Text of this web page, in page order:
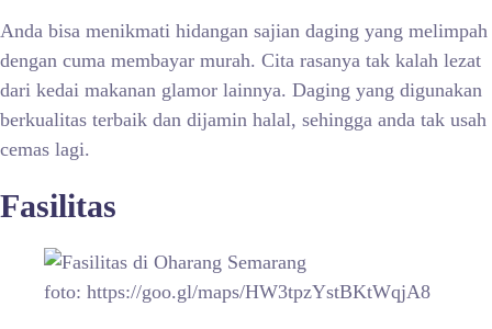
Anda bisa menikmati hidangan sajian daging yang melimpah
dengan cuma membayar murah. Cita rasanya tak kalah lezat
dari kedai makanan glamor lainnya. Daging yang digunakan
berkualitas terbaik dan dijamin halal, sehingga anda tak usah
cemas lagi.
Fasilitas
foto: https://goo.gl/maps/HW3tpzYstBKtWqjA8